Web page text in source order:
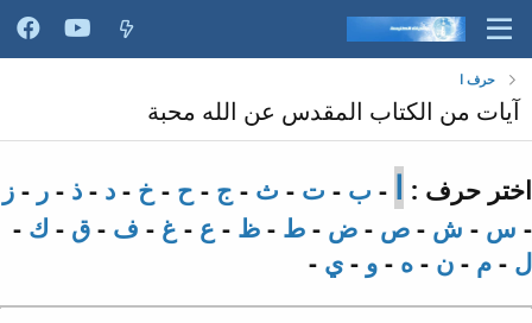
حرف ا
آيات من الكتاب المقدس عن الله محبة
اختر حرف : ا - ب - ت - ث - ج - ح - خ - د - ذ - ر - ز
- س - ش - ص - ض - ط - ظ - ع - غ - ف - ق - ك -
ل - م - ن - ه - و - ي -